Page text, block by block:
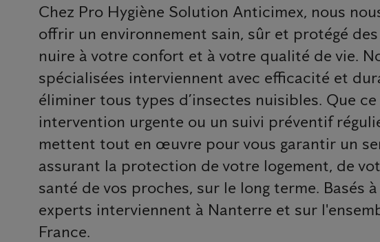
Chez Pro Hygiène Solution Anticimex, nous
offrir un environnement sain, sûr et protégé
nuire à votre confort et à votre qualité de vie.
spécialisées interviennent avec efficacité et
éliminer tous types d’insectes nuisibles. Que
intervention urgente ou un suivi préventif
mettent tout en œuvre pour vous garantir un
assurant la protection de votre logement, de
santé de vos proches, sur le long terme. Basés
experts interviennent à Nanterre et sur
France.